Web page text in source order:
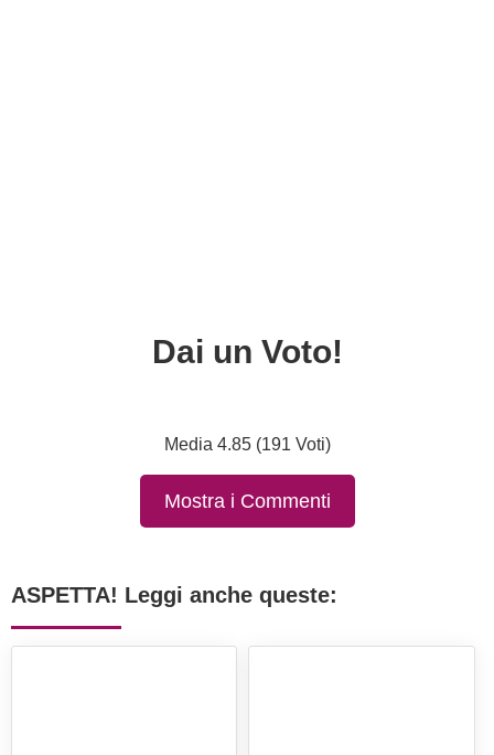
Dai un Voto!
Media 4.85 (191 Voti)
Mostra i Commenti
ASPETTA! Leggi anche queste: